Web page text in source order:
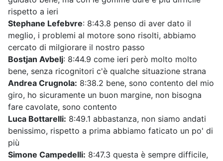
rispetto a ieri
Stephane Lefebvre: 8:43.8 penso di aver dato il
meglio, i problemi al motore sono risolti, abbiamo
cercato di milgiorare il nostro passo
Bostjan Avbelj: 8:44.9 come ieri però molto molto
bene, senza ricognitori c'è qualche situazione strana
Andrea Crugnola: 8:38.2 bene, sono contento del mio
giro, ho sicuramente un buon margine, non bisogna
fare cavolate, sono contento
Luca Bottarelli: 8:49.1 abbastanza, non siamo andati
benissimo, rispetto a prima abbiamo faticato un po' di
più
Simone Campedelli: 8:47.3 questa è sempre difficile,